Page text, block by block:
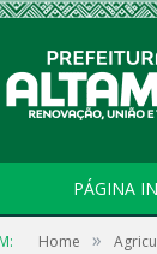
PÁGINA
Home »